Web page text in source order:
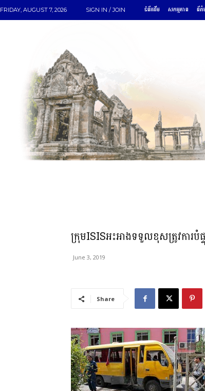
FRIDAY, AUGUST 7, 2026 SIGN IN / JOIN ទំព័រដើម សកម្មភាព ព័ត៌
ក្រុមISISអះអាងទទួលខុសត្រូវការបំ
June 3, 2019
Share